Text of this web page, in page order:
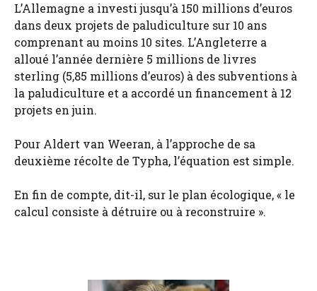
L’Allemagne a investi jusqu’à 150 millions d’euros
dans deux projets de paludiculture sur 10 ans
comprenant au moins 10 sites. L’Angleterre a
alloué l’année dernière 5 millions de livres
sterling (5,85 millions d’euros) à des subventions à
la paludiculture et a accordé un financement à 12
projets en juin.
Pour Aldert van Weeran, à l’approche de sa
deuxième récolte de Typha, l’équation est simple.
En fin de compte, dit-il, sur le plan écologique, « le
calcul consiste à détruire ou à reconstruire ».